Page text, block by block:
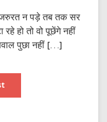
जरुरत न पड़े तब तक सर
हो तो वो पूछेंगे नहीं
पुछा नहीं […]
नहीं